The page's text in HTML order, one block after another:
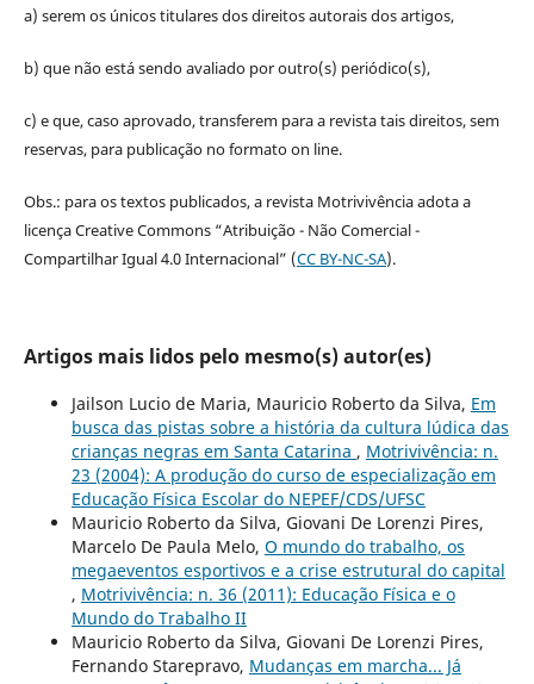
a) serem os únicos titulares dos direitos autorais dos artigos,
b) que não está sendo avaliado por outro(s) periódico(s),
c) e que, caso aprovado, transferem para a revista tais direitos, sem
reservas, para publicação no formato on line.
Obs.: para os textos publicados, a revista Motrivivência adota a
licença Creative Commons “Atribuição - Não Comercial -
Compartilhar Igual 4.0 Internacional” (CC BY-NC-SA).
Artigos mais lidos pelo mesmo(s) autor(es)
Jailson Lucio de Maria, Mauricio Roberto da Silva, Em
busca das pistas sobre a história da cultura lúdica das
crianças negras em Santa Catarina , Motrivivência: n.
23 (2004): A produção do curso de especialização em
Educação Física Escolar do NEPEF/CDS/UFSC
Mauricio Roberto da Silva, Giovani De Lorenzi Pires,
Marcelo De Paula Melo, O mundo do trabalho, os
megaeventos esportivos e a crise estrutural do capital
, Motrivivência: n. 36 (2011): Educação Física e o
Mundo do Trabalho II
Mauricio Roberto da Silva, Giovani De Lorenzi Pires,
Fernando Starepravo, Mudanças em marcha... Já